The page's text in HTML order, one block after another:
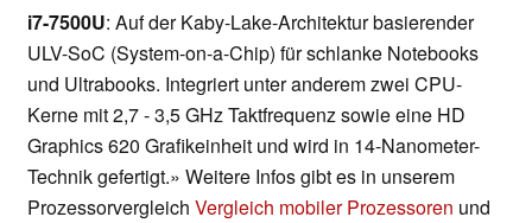
i7-7500U: Auf der Kaby-Lake-Architektur basierender
ULV-SoC (System-on-a-Chip) für schlanke Notebooks
und Ultrabooks. Integriert unter anderem zwei CPU-
Kerne mit 2,7 - 3,5 GHz Taktfrequenz sowie eine HD
Graphics 620 Grafikeinheit und wird in 14-Nanometer-
Technik gefertigt.» Weitere Infos gibt es in unserem
Prozessorvergleich Vergleich mobiler Prozessoren und